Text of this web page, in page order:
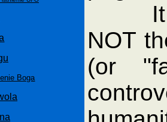
Boga
It
NOT
(or